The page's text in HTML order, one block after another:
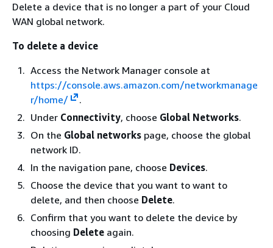
Delete a device that is no longer a part of your Cloud
WAN global network.
To delete a device
Access the Network Manager console at
https://console.aws.amazon.com/networkmanage
r/home/
.
Under Connectivity, choose Global Networks.
On the Global networks page, choose the global
network ID.
In the navigation pane, choose Devices.
Choose the device that you want to want to
delete, and then choose Delete.
Confirm that you want to delete the device by
choosing Delete again.